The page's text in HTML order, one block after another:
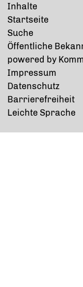
Inhalte
Startseite
Suche
Öffentliche
powered by
Impressum
Datenschutz
Barrierefreiheit
Leichte Sprache